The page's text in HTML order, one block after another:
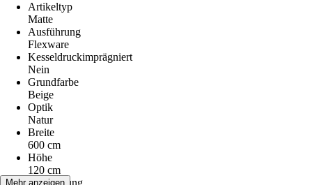
Artikeltyp
Matte
Ausführung
Flexware
Kesseldruckimprägniert
Nein
Grundfarbe
Beige
Optik
Natur
Breite
600 cm
Höhe
120 cm
Anwendung
Mehr anzeigen